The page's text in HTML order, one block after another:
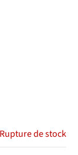
Rupture de stock